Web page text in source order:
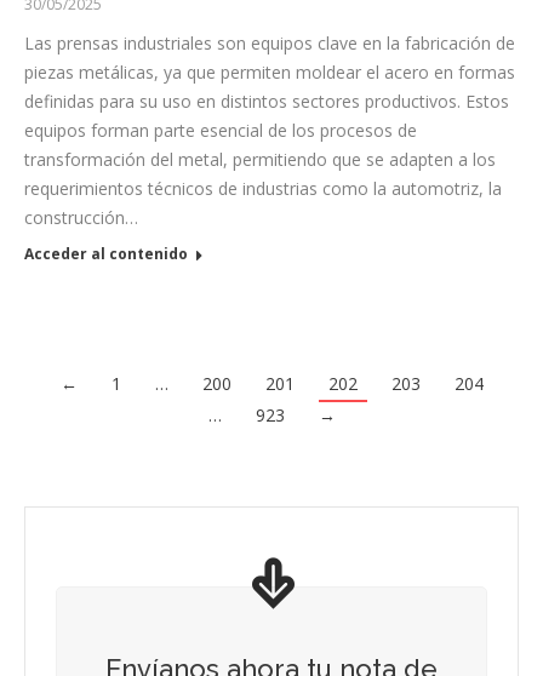
30/05/2025
Las prensas industriales son equipos clave en la fabricación de
piezas metálicas, ya que permiten moldear el acero en formas
definidas para su uso en distintos sectores productivos. Estos
equipos forman parte esencial de los procesos de
transformación del metal, permitiendo que se adapten a los
requerimientos técnicos de industrias como la automotriz, la
construcción…
Acceder al contenido
← 1 … 200 201 202 203
204
…
923 →
Envíanos ahora tu nota de